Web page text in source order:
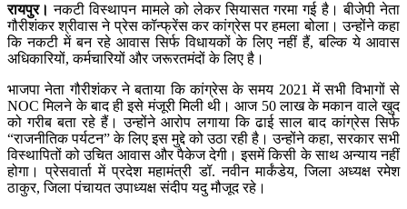
रायपुर। नकटी विस्थापन मामले को लेकर सियासत गरमा गई है। बीजेपी नेता
गौरीशंकर श्रीवास ने प्रेस कॉन्फ्रेंस कर कांग्रेस पर हमला बोला। उन्होंने कहा
कि नकटी में बन रहे आवास सिर्फ विधायकों के लिए नहीं हैं, बल्कि ये आवास
अधिकारियों, कर्मचारियों और जरूरतमंदों के लिए है।
भाजपा नेता गौरीशंकर ने बताया कि कांग्रेस के समय 2021 में सभी विभागों से
NOC मिलने के बाद ही इसे मंजूरी मिली थी। आज 50 लाख के मकान वाले खुद
को गरीब बता रहे हैं। उन्होंने आरोप लगाया कि ढाई साल बाद कांग्रेस सिर्फ
“राजनीतिक पर्यटन” के लिए इस मुद्दे को उठा रही है। उन्होंने कहा, सरकार सभी
विस्थापितों को उचित आवास और पैकेज देगी। इसमें किसी के साथ अन्याय नहीं
होगा। प्रेसवार्ता में प्रदेश महामंत्री डॉ. नवीन मार्कंडेय, जिला अध्यक्ष रमेश
ठाकुर, जिला पंचायत उपाध्यक्ष संदीप यदु मौजूद रहे।